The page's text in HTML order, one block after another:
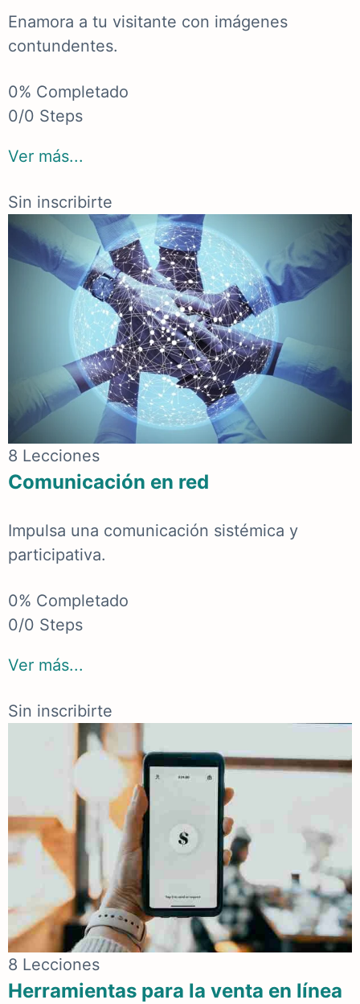
Enamora a tu visitante con imágenes
contundentes.
0% Completado
0/0 Steps
Ver más...
Sin inscribirte
8 Lecciones
Comunicación en red
Impulsa una comunicación sistémica y
participativa.
0% Completado
0/0 Steps
Ver más...
Sin inscribirte
8 Lecciones
Herramientas para la venta en línea